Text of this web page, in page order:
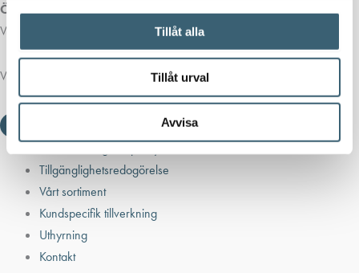
Tillåt alla
Tillåt urval
Avvisa
Öppettider butik:
Vardagar 07.00 - 16.00
Viktiga länkar
Villkor & integritetspolicy
Tillgänglighetsredogörelse
Vårt sortiment
Kundspecifik tillverkning
Uthyrning
Kontakt